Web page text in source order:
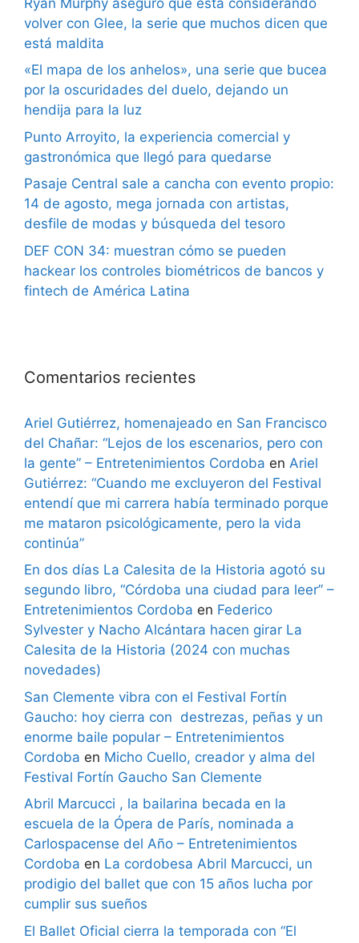
volver con Glee, la serie que muchos dicen que
está maldita
«El mapa de los anhelos», una serie que bucea
por la oscuridades del duelo, dejando un
hendija para la luz
Punto Arroyito, la experiencia comercial y
gastronómica que llegó para quedarse
Pasaje Central sale a cancha con evento propio:
14 de agosto, mega jornada con artistas,
desfile de modas y búsqueda del tesoro
DEF CON 34: muestran cómo se pueden
hackear los controles biométricos de bancos y
fintech de América Latina
Comentarios recientes
Ariel Gutiérrez, homenajeado en San Francisco
del Chañar: “Lejos de los escenarios, pero con
la gente” – Entretenimientos Cordoba en Ariel
Gutiérrez: “Cuando me excluyeron del Festival
entendí que mi carrera había terminado porque
me mataron psicológicamente, pero la vida
continúa”
En dos días La Calesita de la Historia agotó su
segundo libro, “Córdoba una ciudad para leer” –
Entretenimientos Cordoba en Federico
Sylvester y Nacho Alcántara hacen girar La
Calesita de la Historia (2024 con muchas
novedades)
San Clemente vibra con el Festival Fortín
Gaucho: hoy cierra con destrezas, peñas y un
enorme baile popular – Entretenimientos
Cordoba en Micho Cuello, creador y alma del
Festival Fortín Gaucho San Clemente
Abril Marcucci , la bailarina becada en la
escuela de la Ópera de París, nominada a
Carlospacense del Año – Entretenimientos
Cordoba en La cordobesa Abril Marcucci, un
prodigio del ballet que con 15 años lucha por
cumplir sus sueños
El Ballet Oficial cierra la temporada con “El